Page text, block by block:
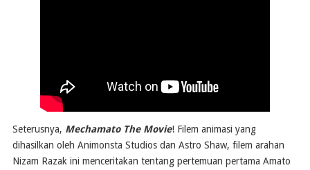
Seterusnya, Mechamato The Movie! Filem animasi yang
dihasilkan oleh Animonsta Studios dan Astro Shaw, filem arahan
Nizam Razak ini menceritakan tentang pertemuan pertama Amato